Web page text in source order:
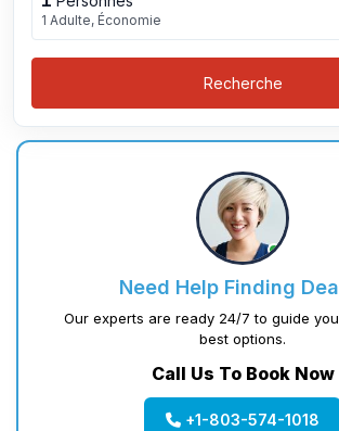
1 Adulte, Économie
Recherche
Need Help Finding
Our experts are ready 24/7 to guide
best options.
Call Us To Book Now
+1-803-574-1018